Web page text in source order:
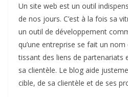
Un site web est un outil
de nos jours. C’est à la fois sa
un outil de développement
qu’une entreprise se fait un
tissant des liens de partenariats
sa clientèle. Le blog aide
cible, de sa clientèle et de ses